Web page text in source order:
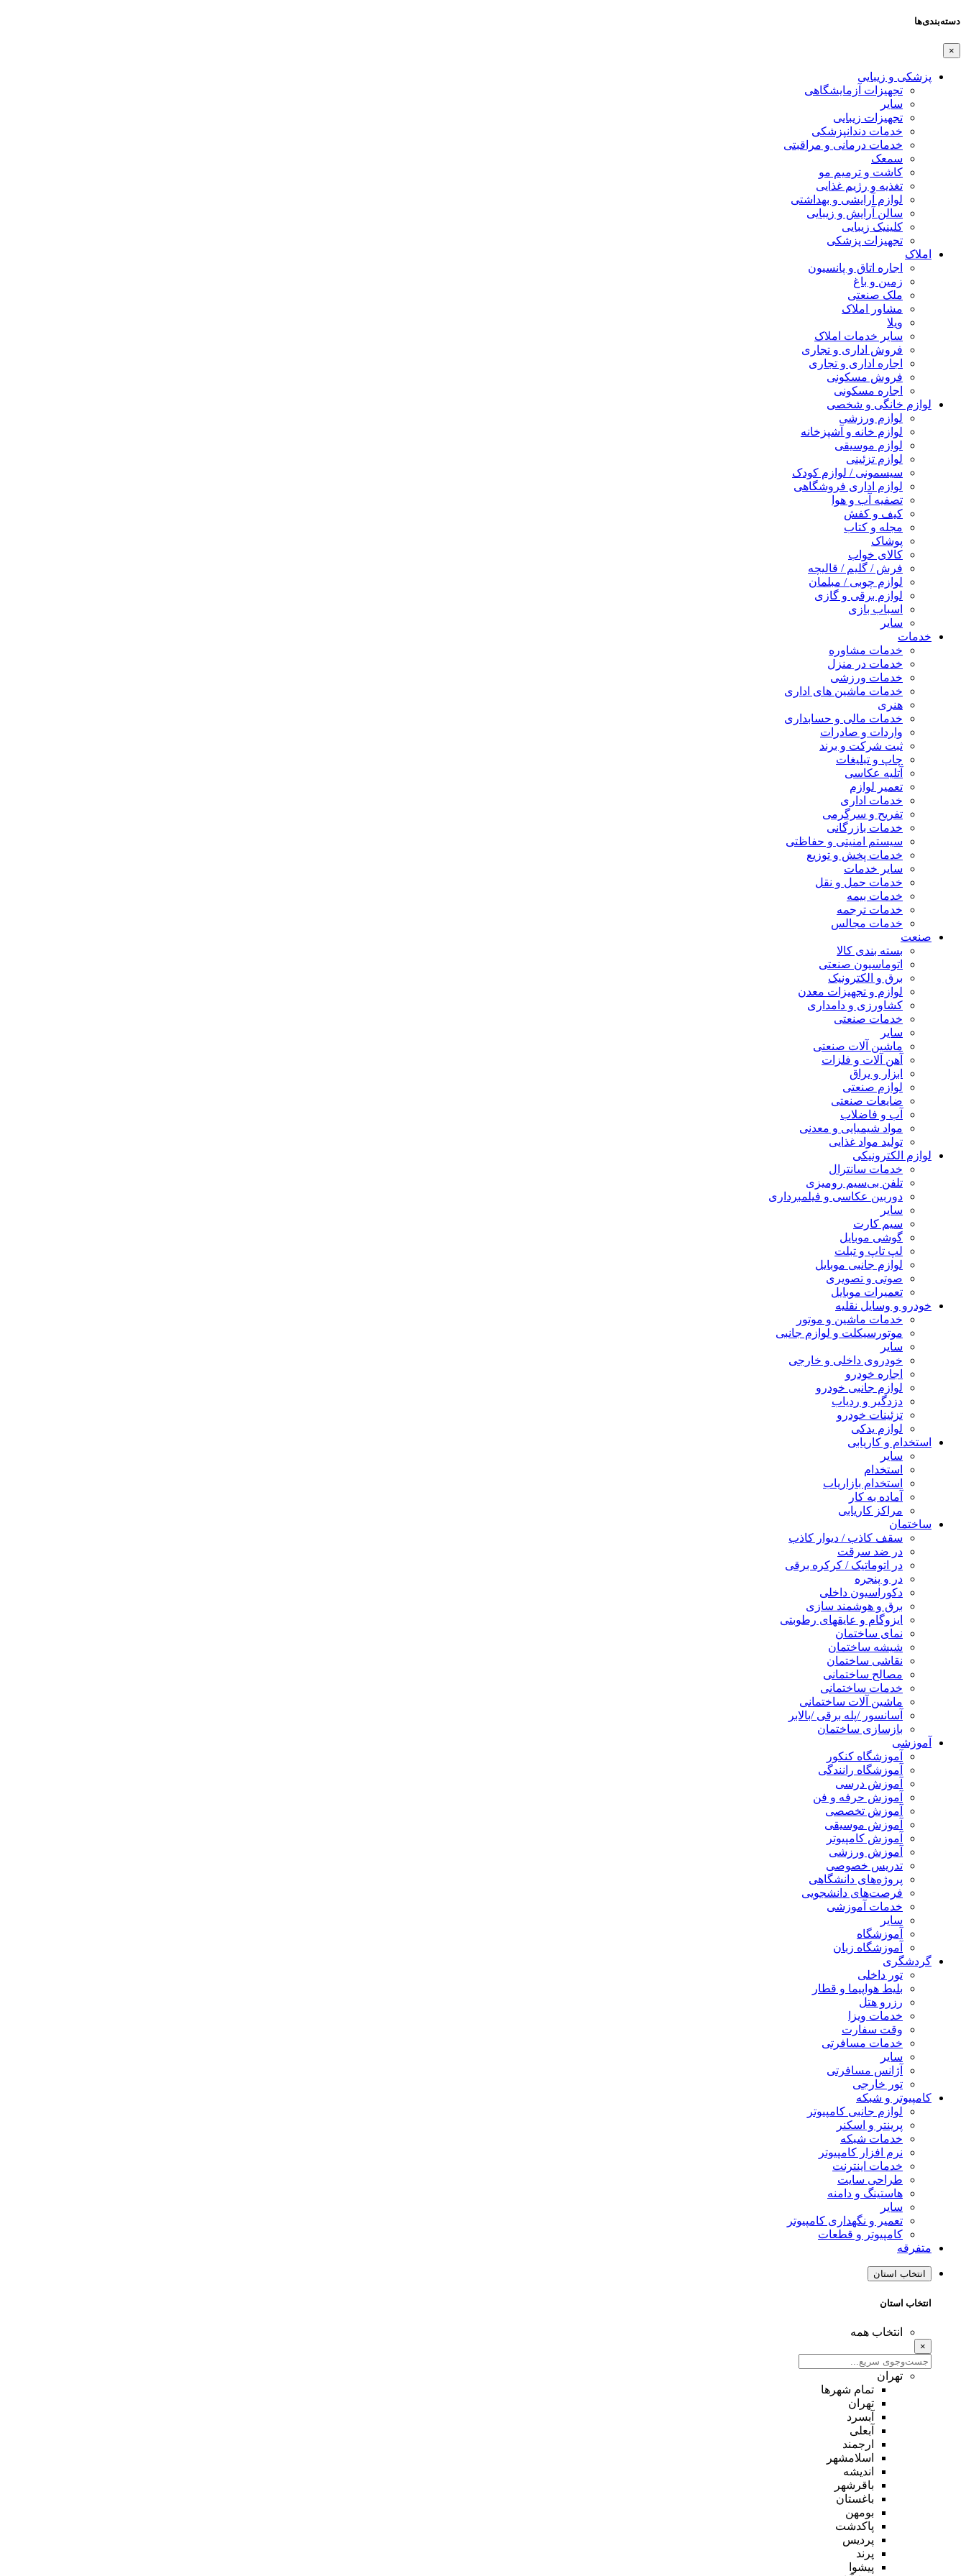
دسته‌بندی‌ها
×
پزشکی و زیبایی
تجهیزات آزمایشگاهی
سایر
تجهیزات زیبایی
خدمات دندانپزشکی
خدمات درمانی و مراقبتی
سمعک
کاشت و ترمیم مو
تغذیه و رژیم غذایی
لوازم آرایشی و بهداشتی
سالن آرایش و زیبایی
کلینیک زیبایی
تجهیزات پزشکی
املاک
اجاره اتاق و پانسیون
زمین و باغ
ملک صنعتی
مشاور املاک
ویلا
سایر خدمات املاک
فروش اداری و تجاری
اجاره اداری و تجاری
فروش مسکونی
اجاره مسکونی
لوازم خانگی و شخصی
لوازم ورزشی
لوازم خانه و آشپزخانه
لوازم موسیقی
لوازم تزئینی
سیسمونی / لوازم کودک
لوازم اداری فروشگاهی
تصفیه آب و هوا
کیف و کفش
مجله و کتاب
پوشاک
کالای خواب
فرش / گلیم / قالیچه
لوازم چوبی / مبلمان
لوازم برقی و گازی
اسباب بازی
سایر
خدمات
خدمات مشاوره
خدمات در منزل
خدمات ورزشی
خدمات ماشین های اداری
هنری
خدمات مالی و حسابداری
واردات و صادرات
ثبت شرکت و برند
چاپ و تبلیغات
آتلیه عکاسی
تعمیر لوازم
خدمات اداری
تفریح و سرگرمی
خدمات بازرگانی
سیستم امنیتی و حفاظتی
خدمات پخش و توزیع
سایر خدمات
خدمات حمل و نقل
خدمات بیمه
خدمات ترجمه
خدمات مجالس
صنعت
بسته بندی کالا
اتوماسیون صنعتی
برق و الکترونیک
لوازم و تجهیزات معدن
کشاورزی و دامداری
خدمات صنعتی
سایر
ماشین آلات صنعتی
آهن آلات و فلزات
ابزار و یراق
لوازم صنعتی
ضایعات صنعتی
آب و فاضلاب
مواد شیمیایی و معدنی
تولید مواد غذایی
لوازم الکترونیکی
خدمات سانترال
تلفن بی‌سیم رومیزی
دوربین عکاسی و فیلمبرداری
سایر
سیم کارت
گوشی موبایل
لپ تاپ و تبلت
لوازم جانبی موبایل
صوتی و تصویری
تعمیرات موبایل
خودرو و وسایل نقلیه
خدمات ماشین و موتور
موتورسیکلت و لوازم جانبی
سایر
خودروی داخلی و خارجی
اجاره خودرو
لوازم جانبی خودرو
دزدگیر و ردیاب
تزئینات خودرو
لوازم یدکی
استخدام و کاریابی
سایر
استخدام
استخدام بازاریاب
آماده به کار
مراکز کاریابی
ساختمان
سقف کاذب / دیوار کاذب
در ضد سرقت
در اتوماتیک / کرکره برقی
در و پنجره
دکوراسیون داخلی
برق و هوشمند سازی
ایزوگام و عایقهای رطوبتی
نمای ساختمان
شیشه ساختمان
نقاشی ساختمان
مصالح ساختمانی
خدمات ساختمانی
ماشین آلات ساختمانی
آسانسور /پله برقی /بالابر
بازسازی ساختمان
آموزشی
آموزشگاه کنکور
آموزشگاه رانندگی
آموزش درسی
آموزش حرفه و فن
آموزش تخصصی
آموزش موسیقی
آموزش کامپیوتر
آموزش ورزشی
تدریس خصوصی
پروژه‌های دانشگاهی
فرصت‌های دانشجویی
خدمات آموزشی
سایر
آموزشگاه
آموزشگاه زبان
گردشگری
تور داخلی
بلیط هواپیما و قطار
رزرو هتل
خدمات ویزا
وقت سفارت
خدمات مسافرتی
سایر
آژانس مسافرتی
تور خارجی
کامپیوتر و شبکه
لوازم جانبی کامپیوتر
پرینتر و اسکنر
خدمات شبکه
نرم افزار کامپیوتر
خدمات اینترنت
طراحی سایت
هاستینگ و دامنه
سایر
تعمیر و نگهداری کامپیوتر
کامپیوتر و قطعات
متفرقه
انتخاب استان
انتخاب استان
انتخاب همه
×
تهران
تمام شهر‌ها
تهران
آبسرد
آبعلی
ارجمند
اسلامشهر
اندیشه
باقرشهر
باغستان
بومهن
پاکدشت
پردیس
پرند
پیشوا